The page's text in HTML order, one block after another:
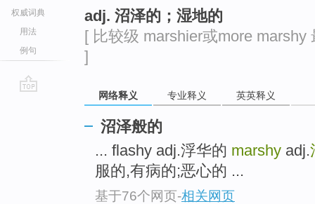
权威词典
用法
例句
adj. 沼泽的；湿地的
[ 比较级 marshier或more
]
网络释义 专业释义 英英释义
沼泽般的
... flashy adj.浮华的 marshy adj.
服的,有病的;恶心的 ...
基于76个网页-相关网页